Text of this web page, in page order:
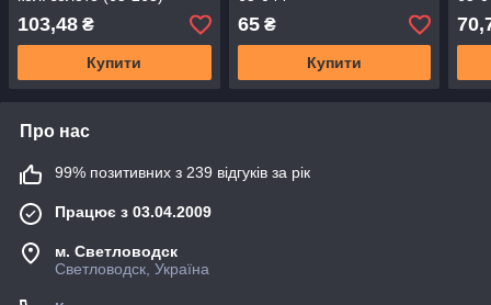
103,48 ₴
Купити
65₴
Купити
Про нас
99% позитивних з 239 відгуків за рік
Працює з 03.04.2009
м. Светловодск
Светловодск, Україна